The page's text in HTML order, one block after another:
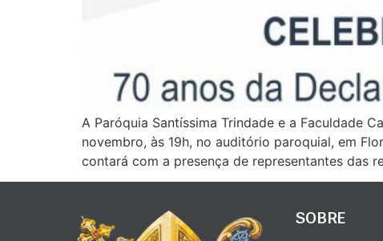
A Paróquia Santíssima Trindade e a Faculdade
novembro, às 19h, no auditório paroquial, em
contará com a presença de representantes das
SOBRE